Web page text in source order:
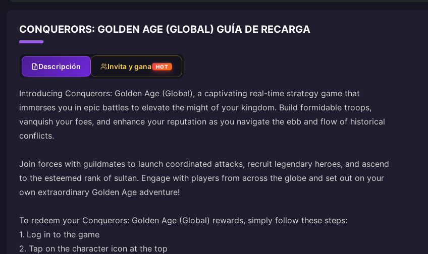
CONQUERORS: GOLDEN AGE (GLOBAL) GUÍA DE RECARGA
Descripción Invita y gana HOT
Introducing Conquerors: Golden Age (Global), a captivating real-time strategy game that
immerses you in epic battles to elevate the might of your kingdom. Build formidable troops,
vanquish your foes, and enhance your reputation as you navigate the ebb and flow of historical
conflicts.
Join forces with guildmates to launch coordinated attacks, recruit legendary heroes, and ascend
to the esteemed rank of sultan. Engage with players from across the globe and set out on your
own extraordinary Golden Age adventure!
To redeem your Conquerors: Golden Age (Global) rewards, simply follow these steps:
1. Log in to the game
2. Tap on the character icon at the top